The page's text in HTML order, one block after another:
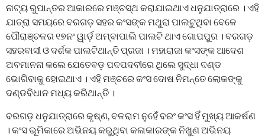
ନାଟ୍ୟ ରୁପାନ୍ତର ଆକାରରେ ମଞ୍ଚସ୍ଥ କରାଯାଇଥାଏ ଧନୁଯାତ୍ରାରେ । ଏହି
ଯାତ୍ରା ସମୟରେ ବରଗଡ଼ ସହର କଂସଙ୍କ ମଥୁରା ପାଲଟୁଥିବା ବେଳେ
ପୌରାଞ୍ଚଳର ୧୭ନଂ ୱାର୍ଡ଼ ଅମ୍ବାପାଲି ପାଲଟି ଥାଏ ଗୋପପୁର । ବରଗଡ଼
ସହରବାସୀ ଓ ଦର୍ଶକ ପାଲଟିଥାନ୍ତି ପ୍ରଜା । ମହାରାଜା କଂସଙ୍କ ଆଦେଶ
ଅବମାନନା କଲେ ଯେତେବଡ଼ ପଦପଦବୀରେ ଥିଲେ ସୁଦ୍ଧା ଦଣ୍ଡ
ଭୋଗିବାକୁ ହୋଇଥାଏ । ଏହି ମଞ୍ଚରେ କଂସ ଦୋଷ ନିମନ୍ତେ ଲୋକଙ୍କୁ
ଦଣ୍ଡବିଧାନ ମଧ୍ୟ କରିଥାନ୍ତି ।
ବରଗଡ଼ ଧନୁଯାତ୍ରାରେ କୃଷ୍ଣ, ବଳରାମ ନୁହେଁ ବରଂ କଂସ ହିଁ ମୁଖ୍ୟ ଆକର୍ଷଣ
। କଂସ ଭୂମିକାରେ ଅଭିନୟ କରୁଥିବା କଳାକାରଙ୍କ ନିଖୁଣ ଅଭିନୟ